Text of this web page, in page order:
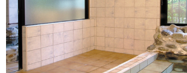
体験 イベント ツアー
中之条町その他のエリア